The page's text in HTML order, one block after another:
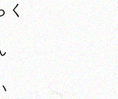
く